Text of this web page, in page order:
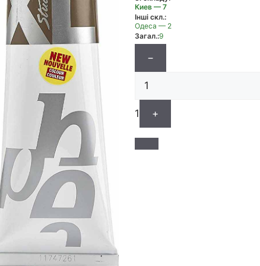
Киев — 7
Інші скл.:
Одеса — 2
Загал.:9
−
1 +